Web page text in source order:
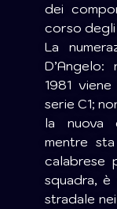
dei
corso degli
La
1981
serie C1;
la nuova
mentre
calabrese
squadra,
stradale